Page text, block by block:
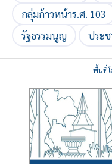
กลุ่มก้าวหน้าร.ศ. 103
รัฐธรรมนูญ
ประ
พื้นที่